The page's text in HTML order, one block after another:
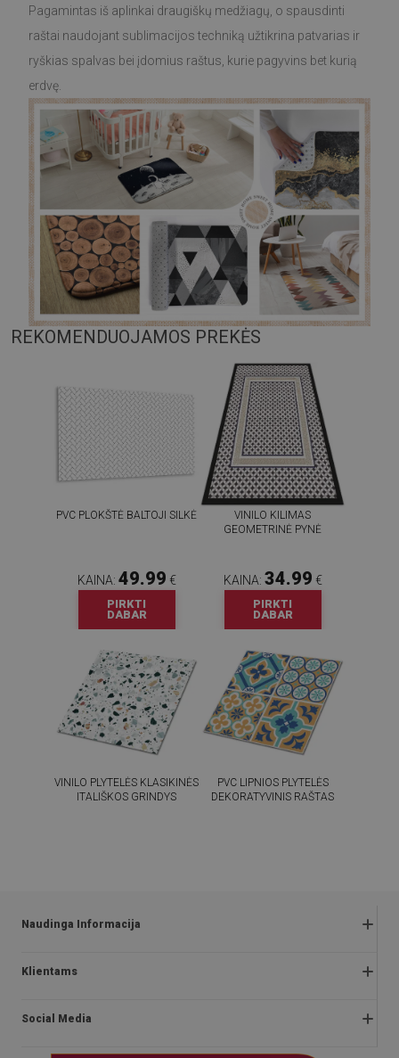
Pagamintas iš aplinkai draugiškų medžiagų, o spausdinti
raštai naudojant sublimacijos techniką užtikrina patvarias ir
ryškias spalvas bei įdomius raštus, kurie pagyvins bet kurią
erdvę.
REKOMENDUOJAMOS PREKĖS
PVC PLOKŠTĖ BALTOJI SILKĖ
KAINA: 49.99 €
PIRKTI
DABAR
VINILO KILIMAS
GEOMETRINĖ PYNĖ
KAINA: 34.99 €
PIRKTI
DABAR
VINILO PLYTELĖS KLASIKINĖS
ITALIŠKOS GRINDYS
PVC LIPNIOS PLYTELĖS
DEKORATYVINIS RAŠTAS
Naudinga Informacija
Grąžinimai ir skundai
Akcijos taisyklės
Klientams
Apie mus
Social Media